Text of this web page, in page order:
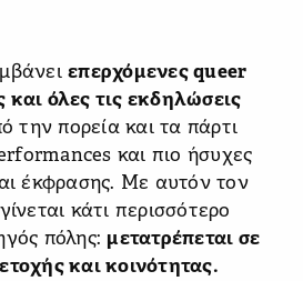
επερχόμενες queer
όλες τις εκδηλώσεις
την πορεία και τα πάρτι
και πιο ήσυχες
έκφρασης. Με αυτόν τον
κάτι περισσότερο
πόλης: μετατρέπεται σε
και κοινότητας.